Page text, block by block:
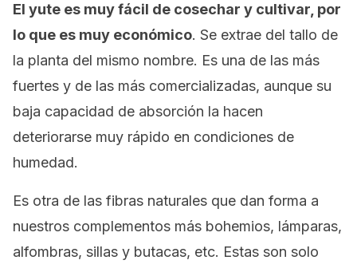
El yute es muy fácil de cosechar y cultivar, por
lo que es muy económico. Se extrae del tallo de
la planta del mismo nombre. Es una de las más
fuertes y de las más comercializadas, aunque su
baja capacidad de absorción la hacen
deteriorarse muy rápido en condiciones de
humedad.
Es otra de las fibras naturales que dan forma a
nuestros complementos más bohemios, lámparas,
alfombras, sillas y butacas, etc. Estas son solo